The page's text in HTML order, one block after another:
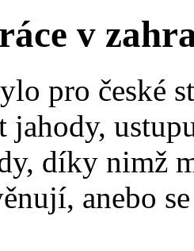
v
pro české
jahody,
díky nimž
anebo